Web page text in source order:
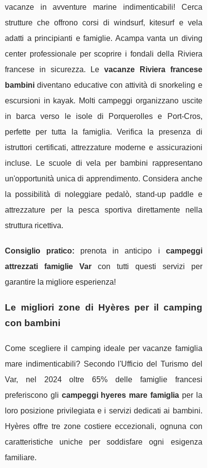
vacanze in avventure marine indimenticabili! Cerca
strutture che offrono corsi di windsurf, kitesurf e vela
adatti a principianti e famiglie. Acampa vanta un diving
center professionale per scoprire i fondali della Riviera
francese in sicurezza. Le vacanze Riviera francese
bambini diventano educative con attività di snorkeling e
escursioni in kayak. Molti campeggi organizzano uscite
in barca verso le isole di Porquerolles e Port-Cros,
perfette per tutta la famiglia. Verifica la presenza di
istruttori certificati, attrezzature moderne e assicurazioni
incluse. Le scuole di vela per bambini rappresentano
un'opportunità unica di apprendimento. Considera anche
la possibilità di noleggiare pedalò, stand-up paddle e
attrezzature per la pesca sportiva direttamente nella
struttura ricettiva.
Consiglio pratico: prenota in anticipo i campeggi
attrezzati famiglie Varcon tutti questi servizi per
garantire la migliore esperienza!
Le migliori zone di Hyères per il camping
con bambini
Come scegliere il camping ideale per vacanze famiglia
mare indimenticabili? Secondo l'Ufficio del Turismo del
Var, nel 2024 oltre 65% delle famiglie francesi
preferiscono gli campeggi hyeres mare famiglia per la
loro posizione privilegiata e i servizi dedicati ai bambini.
Hyères offre tre zone costiere eccezionali, ognuna con
caratteristiche uniche per soddisfare ogni esigenza
familiare.